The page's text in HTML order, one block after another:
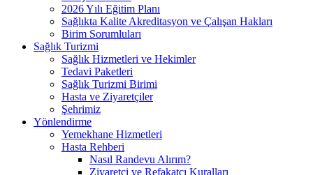
2026 Yılı Eğitim Planı
Sağlıkta Kalite Akreditasyon ve Çalışan Hakları
Birim Sorumluları
Sağlık Turizmi
Sağlık Hizmetleri ve Hekimler
Tedavi Paketleri
Sağlık Turizmi Birimi
Hasta ve Ziyaretçiler
Şehrimiz
Yönlendirme
Yemekhane Hizmetleri
Hasta Rehberi
Nasıl Randevu Alırım?
Ziyaretçi ve Refakatçı Kuralları